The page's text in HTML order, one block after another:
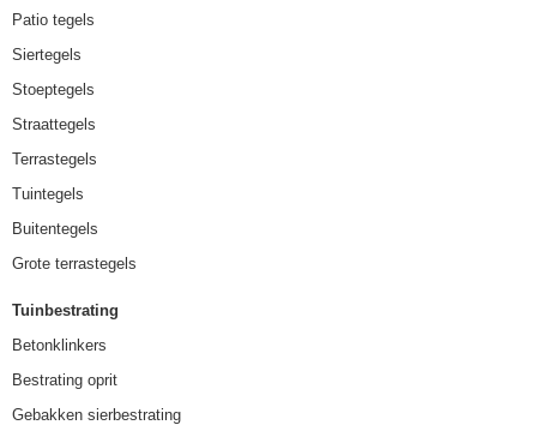
Patio tegels
Siertegels
Stoeptegels
Straattegels
Terrastegels
Tuintegels
Buitentegels
Grote terrastegels
Tuinbestrating
Betonklinkers
Bestrating oprit
Gebakken sierbestrating